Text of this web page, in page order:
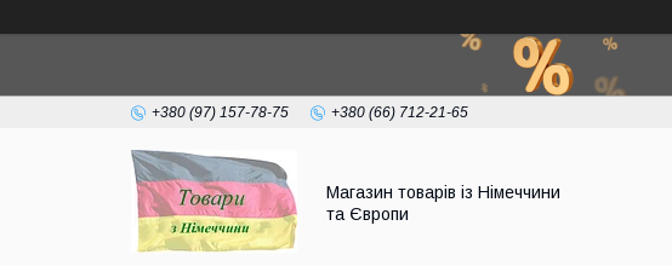
+380 (97) 157-78-75 +380 (66) 712-21-65
Магазин товарів із Німеччини
та Європи